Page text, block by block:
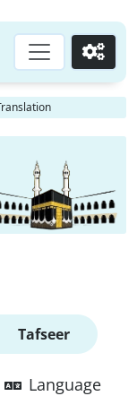
Go
Tafseer
Language